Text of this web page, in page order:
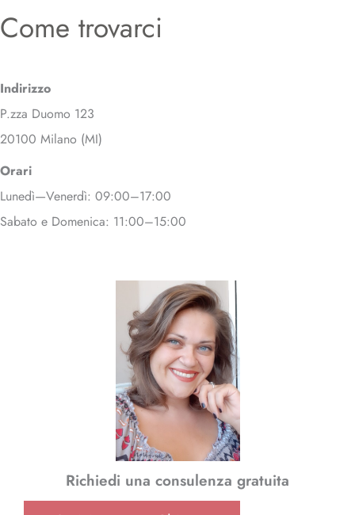
Come trovarci
Indirizzo
P.zza Duomo 123
20100 Milano (MI)
Orari
Lunedì—Venerdì: 09:00–17:00
Sabato e Domenica: 11:00–15:00
Richiedi una consulenza gratuita